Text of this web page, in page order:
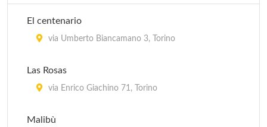
El centenario
via Umberto Biancamano 3, Torino
Las Rosas
via Enrico Giachino 71, Torino
Malibù